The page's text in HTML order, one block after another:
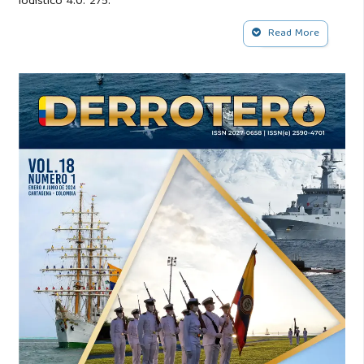
Carter, W. R. (1953). Beans, Bullets, and Black Oil. U. S.
Carter, W. R. y Duvall, E. E. (1958). Ships, salvage, and sinews
of war: The story of fleet logistics afloat in Atlantic and
Mediterranean waters during World War II. Departamento
de la Marina.
Clausewitz, C. v. (1975). On War. Princeton University Press.
Corbett, J. S. (1911). Some Principles of Maritime Strategy,
volumen 1. Primera edición.
Corbett, J. S. (1918). Naval Operations, volumen I. G. & Co.
Longmans.
Read More